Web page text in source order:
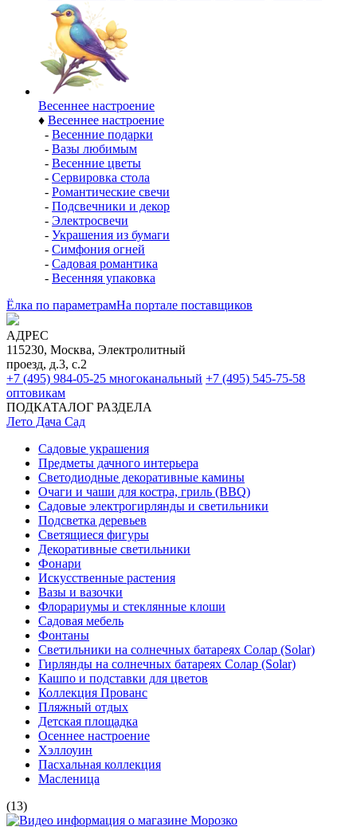
Весеннее настроение
♦ Весеннее настроение
- Весенние подарки
- Вазы любимым
- Весенние цветы
- Сервировка стола
- Романтические свечи
- Подсвечники и декор
- Электросвечи
- Украшения из бумаги
- Симфония огней
- Садовая романтика
- Весенняя упаковка
Ёлка по параметрамНа портале поставщиков
АДРЕС
115230, Москва, Электролитный
проезд, д.3, с.2
+7 (495) 984-05-25 многоканальный +7 (495) 545-75-58
оптовикам
ПОДКАТАЛОГ РАЗДЕЛА
Лето Дача Сад
Садовые украшения
Предметы дачного интерьера
Светодиодные декоративные камины
Очаги и чаши для костра, гриль (BBQ)
Садовые электрогирлянды и светильники
Подсветка деревьев
Светящиеся фигуры
Декоративные светильники
Фонари
Искусственные растения
Вазы и вазочки
Флорариумы и стеклянные клоши
Садовая мебель
Фонтаны
Светильники на солнечных батареях Солар (Solar)
Гирлянды на солнечных батареях Солар (Solar)
Кашпо и подставки для цветов
Коллекция Прованс
Пляжный отдых
Детская площадка
Осеннее настроение
Хэллоуин
Пасхальная коллекция
Масленица
(13)